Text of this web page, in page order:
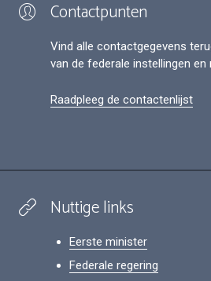
Contactpunten
Vind alle contactgegevens
van de federale instellingen en
Raadpleeg de contactenlijst
Nuttige links
Eerste minister
Federale regering